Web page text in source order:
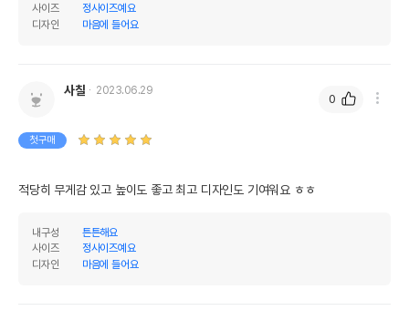
사이즈
정사이즈예요
디자인
마음에 들어요
사칠 2023.06.29
첫구매
적당히 무게감 있고 높이도 좋고 최고 디자인도 기여워요 ㅎㅎ
내구성
튼튼해요
사이즈
정사이즈예요
디자인
마음에 들어요
0